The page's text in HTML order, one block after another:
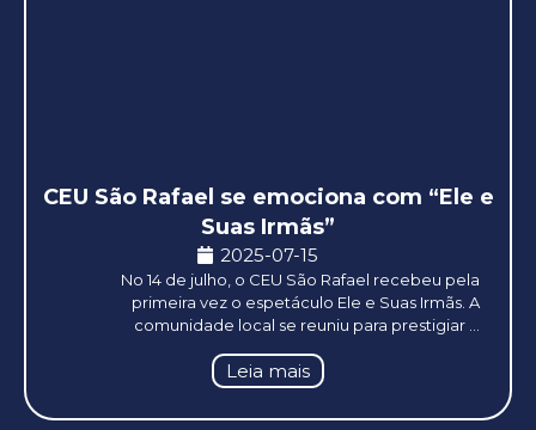
CEU São Rafael se emociona com “Ele e
Suas Irmãs”
2025-07-15
No 14 de julho, o CEU São Rafael recebeu pela
primeira vez o espetáculo Ele e Suas Irmãs. A
comunidade local se reuniu para prestigiar ...
Leia mais